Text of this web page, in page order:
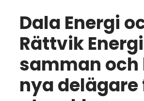
Dala Energi
Rättvik
samman
nya